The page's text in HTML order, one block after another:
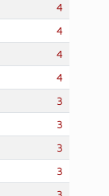
4
4
4
4
3
3
3
3